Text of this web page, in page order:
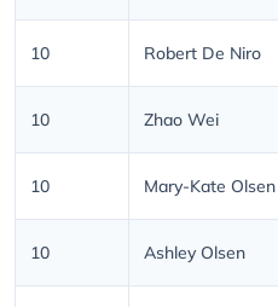
10 Robert De Niro
10 Zhao Wei
10 Mary-Kate Olsen
10 Ashley Olsen